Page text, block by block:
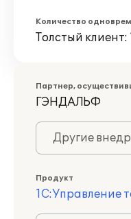
Количество
Толстый клиент:
Партнер,
ГЭНДАЛЬФ
Другие
Продукт
1С:Управление